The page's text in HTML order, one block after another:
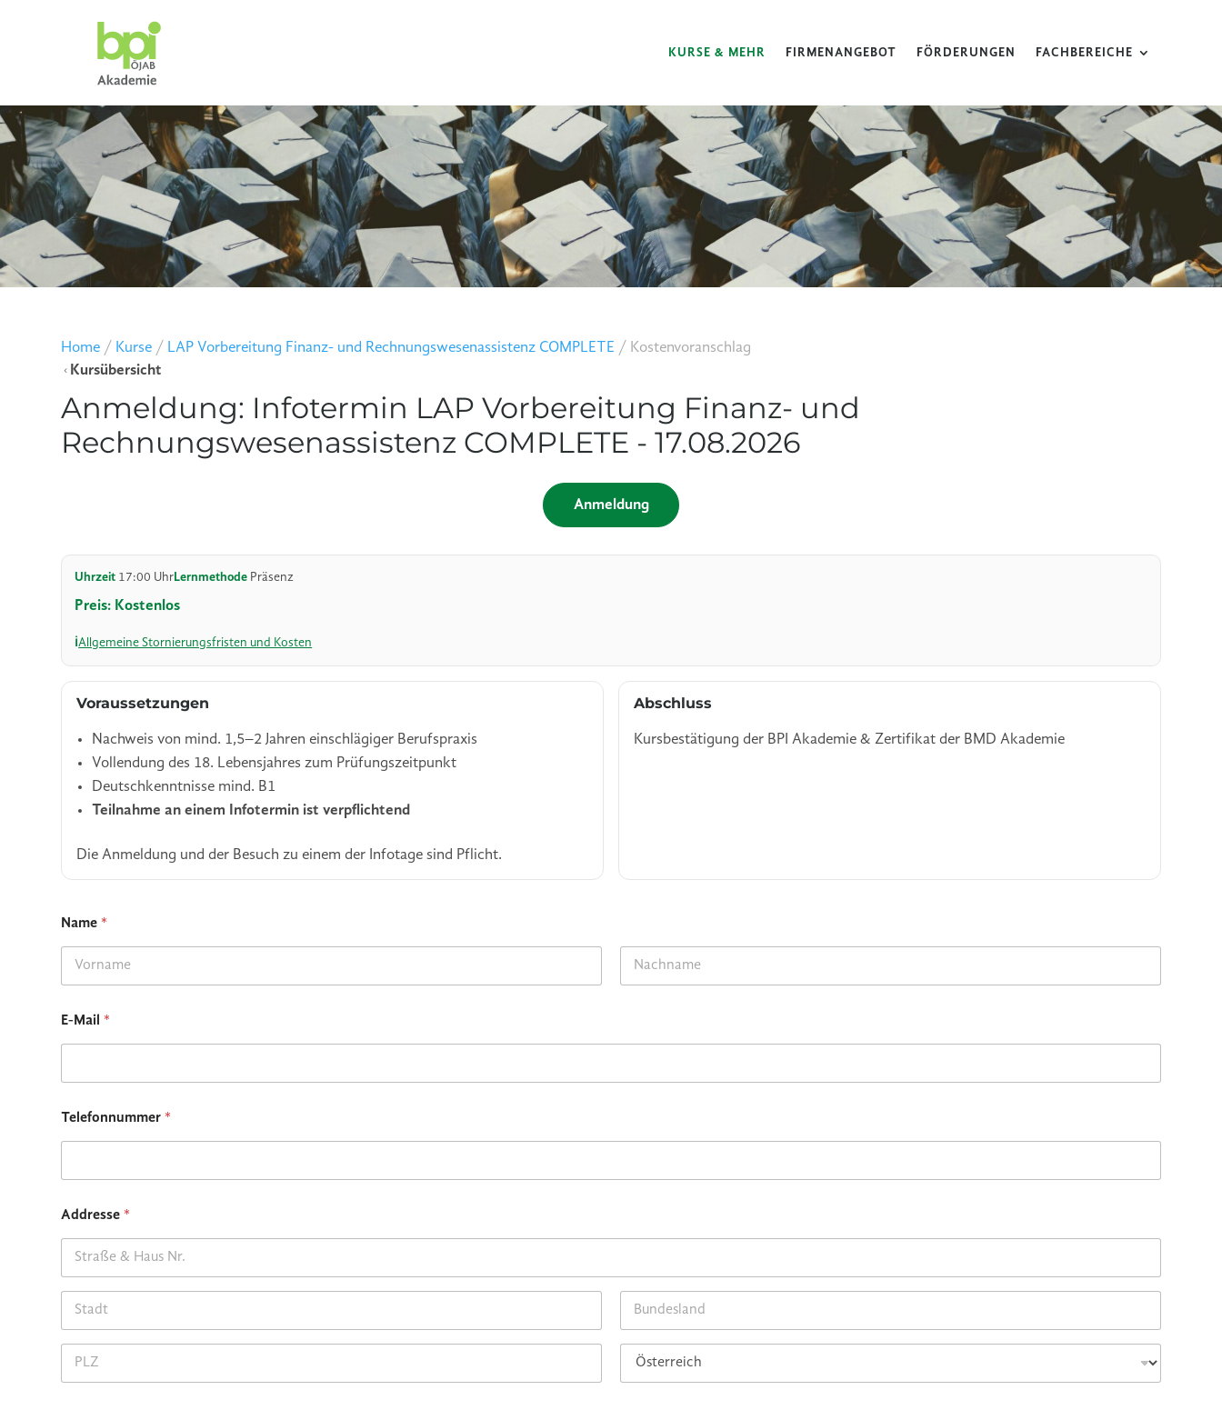
KURSE & MEHR FIRMENANGEBOT FÖRDERUNGEN FACHBEREICHE
Home / Kurse / LAP Vorbereitung Finanz- und Rechnungswesenassistenz COMPLETE / Kostenvoranschlag
4 Kursübersicht
Anmeldung: Infotermin LAP Vorbereitung Finanz- und
Rechnungswesenassistenz COMPLETE - 17.08.2026
Anmeldung
Uhrzeit 17:00 UhrLernmethode Präsenz
Preis: Kostenlos
Allgemeine Stornierungsfristen und Kosten
Voraussetzungen
Nachweis von mind. 1,5–2 Jahren einschlägiger Berufspraxis
Vollendung des 18. Lebensjahres zum Prüfungszeitpunkt
Deutschkenntnisse mind. B1
Teilnahme an einem Infotermin ist verpflichtend
Die Anmeldung und der Besuch zu einem der Infotage sind Pflicht.
Abschluss
Kursbestätigung der BPI Akademie & Zertifikat der BMD Akademie
Name*
E-Mail*
Telefonnummer*
Addresse*
Province /
Region